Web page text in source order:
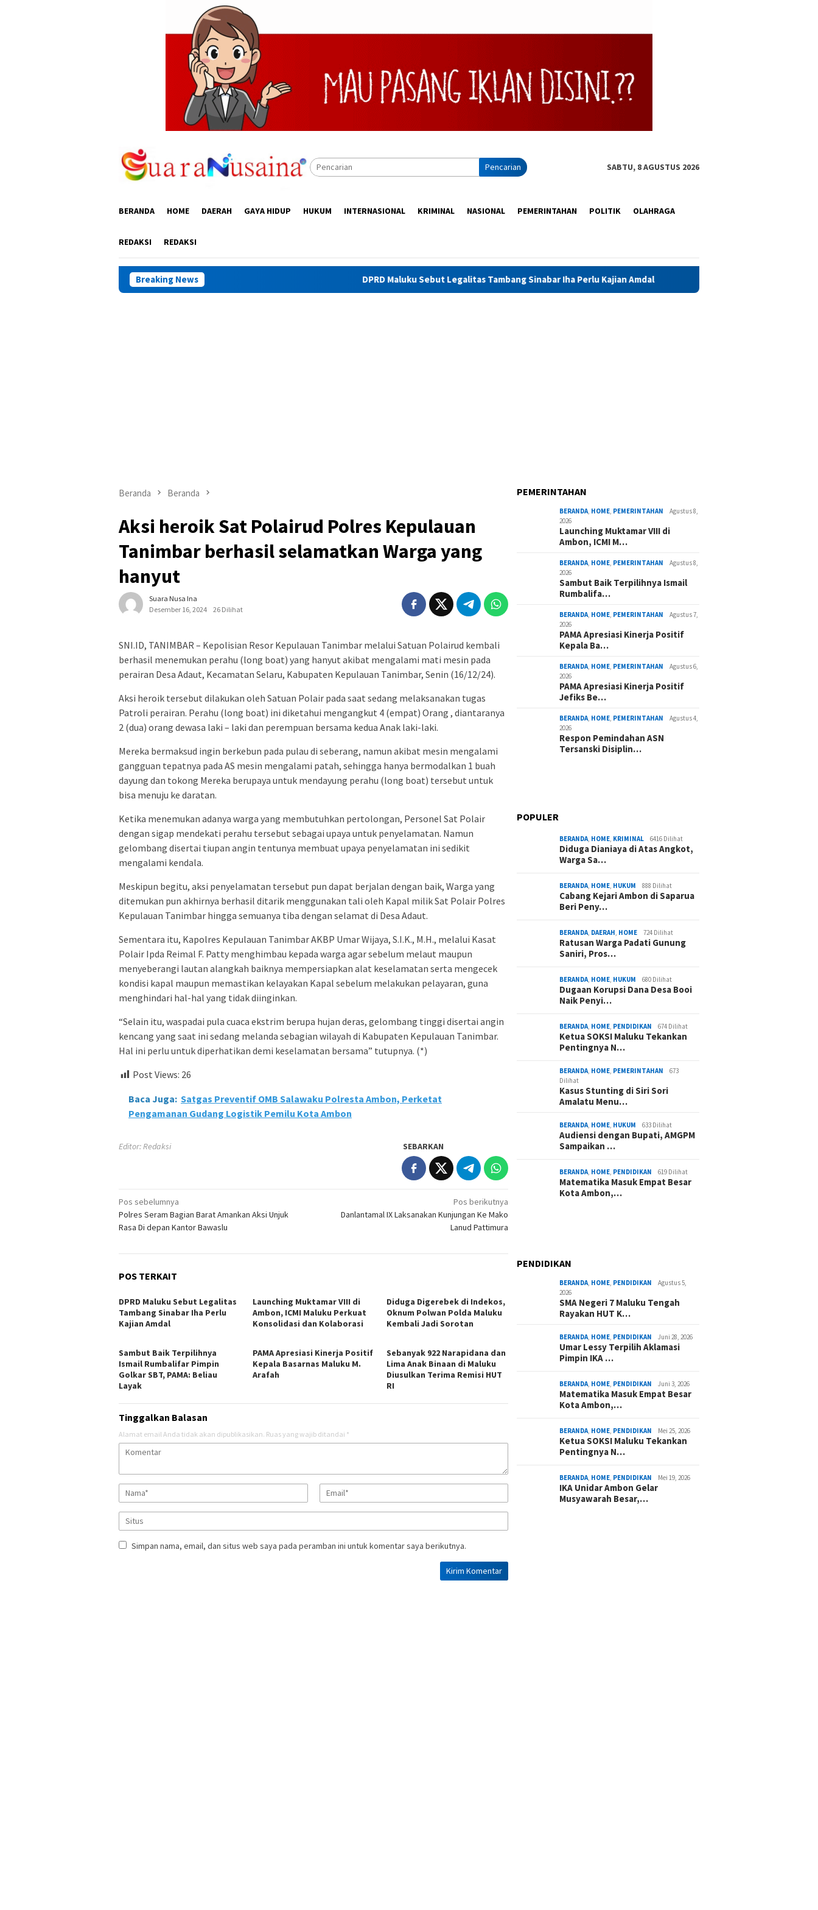
Pencarian SABTU, 8 AGUSTUS 2026
BERANDA HOME DAERAH GAYA HIDUP HUKUM INTERNASIONAL KRIMINAL NASIONAL PEMERINTAHAN POLITIK OLAHRAGA
REDAKSI REDAKSI
Breaking News DPRD Maluku Sebut Legalitas Tambang Sinabar Iha Perlu Kajian Amdal Launching Muktamar VIII di Ambon, ICMI
Beranda Beranda
Aksi heroik Sat Polairud Polres Kepulauan
Tanimbar berhasil selamatkan Warga yang
hanyut
Suara Nusa Ina
Desember 16, 2024
26 Dilihat
SNI.ID, TANIMBAR – Kepolisian Resor Kepulauan Tanimbar melalui Satuan Polairud kembali
berhasil menemukan perahu (long boat) yang hanyut akibat mengalami mati mesin pada
perairan Desa Adaut, Kecamatan Selaru, Kabupaten Kepulauan Tanimbar, Senin (16/12/24).
Aksi heroik tersebut dilakukan oleh Satuan Polair pada saat sedang melaksanakan tugas
Patroli perairan. Perahu (long boat) ini diketahui mengangkut 4 (empat) Orang , diantaranya
2 (dua) orang dewasa laki – laki dan perempuan bersama kedua Anak laki-laki.
Mereka bermaksud ingin berkebun pada pulau di seberang, namun akibat mesin mengalami
gangguan tepatnya pada AS mesin mengalami patah, sehingga hanya bermodalkan 1 buah
dayung dan tokong Mereka berupaya untuk mendayung perahu (long boat) tersebut untuk
bisa menuju ke daratan.
Ketika menemukan adanya warga yang membutuhkan pertolongan, Personel Sat Polair
dengan sigap mendekati perahu tersebut sebagai upaya untuk penyelamatan. Namun
gelombang disertai tiupan angin tentunya membuat upaya penyelamatan ini sedikit
mengalami kendala.
Meskipun begitu, aksi penyelamatan tersebut pun dapat berjalan dengan baik, Warga yang
ditemukan pun akhirnya berhasil ditarik menggunakan tali oleh Kapal milik Sat Polair Polres
Kepulauan Tanimbar hingga semuanya tiba dengan selamat di Desa Adaut.
Sementara itu, Kapolres Kepulauan Tanimbar AKBP Umar Wijaya, S.I.K., M.H., melalui Kasat
Polair Ipda Reimal F. Patty menghimbau kepada warga agar sebelum melaut maupun
menyeberangi lautan alangkah baiknya mempersiapkan alat keselamatan serta mengecek
kondisi kapal maupun memastikan kelayakan Kapal sebelum melakukan pelayaran, guna
menghindari hal-hal yang tidak diinginkan.
“Selain itu, waspadai pula cuaca ekstrim berupa hujan deras, gelombang tinggi disertai angin
kencang yang saat ini sedang melanda sebagian wilayah di Kabupaten Kepulauan Tanimbar.
Hal ini perlu untuk diperhatikan demi keselamatan bersama” tutupnya. (*)
Post Views: 26
Baca Juga: Satgas Preventif OMB Salawaku Polresta Ambon, Perketat
Pengamanan Gudang Logistik Pemilu Kota Ambon
Editor: Redaksi SEBARKAN
Navigasi
pos
Pos sebelumnya
Polres Seram Bagian Barat Amankan Aksi Unjuk
Rasa Di depan Kantor Bawaslu
Pos berikutnya
Danlantamal IX Laksanakan Kunjungan Ke Mako
Lanud Pattimura
POS TERKAIT
DPRD Maluku Sebut Legalitas
Tambang Sinabar Iha Perlu
Kajian Amdal
Launching Muktamar VIII di
Ambon, ICMI Maluku Perkuat
Konsolidasi dan Kolaborasi
Diduga Digerebek di Indekos,
Oknum Polwan Polda Maluku
Kembali Jadi Sorotan
Sambut Baik Terpilihnya
Ismail Rumbalifar Pimpin
Golkar SBT, PAMA: Beliau
Layak
PAMA Apresiasi Kinerja Positif
Kepala Basarnas Maluku M.
Arafah
Sebanyak 922 Narapidana dan
Lima Anak Binaan di Maluku
Diusulkan Terima Remisi HUT
RI
Tinggalkan Balasan
Alamat email Anda tidak akan dipublikasikan. Ruas yang wajib ditandai *
Simpan nama, email, dan situs web saya pada peramban ini untuk komentar saya berikutnya.
PEMERINTAHAN
BERANDA, HOME, PEMERINTAHAN
Agustus 8,
2026
Launching Muktamar VIII di
Ambon, ICMI M…
BERANDA, HOME, PEMERINTAHAN
Agustus 8,
2026
Sambut Baik Terpilihnya Ismail
Rumbalifa…
BERANDA, HOME, PEMERINTAHAN
Agustus 7,
2026
PAMA Apresiasi Kinerja Positif
Kepala Ba…
BERANDA, HOME, PEMERINTAHAN
Agustus 6,
2026
PAMA Apresiasi Kinerja Positif
Jefiks Be…
BERANDA, HOME, PEMERINTAHAN
Agustus 4,
2026
Respon Pemindahan ASN
Tersanski Disiplin…
POPULER
BERANDA, HOME, KRIMINAL 6416 Dilihat
Diduga Dianiaya di Atas Angkot,
Warga Sa…
BERANDA, HOME, HUKUM 888 Dilihat
Cabang Kejari Ambon di Saparua
Beri Peny…
BERANDA, DAERAH, HOME 724 Dilihat
Ratusan Warga Padati Gunung
Saniri, Pros…
BERANDA, HOME, HUKUM 680 Dilihat
Dugaan Korupsi Dana Desa Booi
Naik Penyi…
BERANDA, HOME, PENDIDIKAN 674 Dilihat
Ketua SOKSI Maluku Tekankan
Pentingnya N…
BERANDA, HOME, PEMERINTAHAN
673
Dilihat
Kasus Stunting di Siri Sori
Amalatu Menu…
BERANDA, HOME, HUKUM 633 Dilihat
Audiensi dengan Bupati, AMGPM
Sampaikan …
BERANDA, HOME, PENDIDIKAN 619 Dilihat
Matematika Masuk Empat Besar
Kota Ambon,…
PENDIDIKAN
BERANDA, HOME, PENDIDIKAN
Agustus 5,
2026
SMA Negeri 7 Maluku Tengah
Rayakan HUT K…
BERANDA, HOME, PENDIDIKAN Juni 28, 2026
Umar Lessy Terpilih Aklamasi
Pimpin IKA …
BERANDA, HOME, PENDIDIKAN Juni 3, 2026
Matematika Masuk Empat Besar
Kota Ambon,…
BERANDA, HOME, PENDIDIKAN Mei 25, 2026
Ketua SOKSI Maluku Tekankan
Pentingnya N…
BERANDA, HOME, PENDIDIKAN Mei 19, 2026
IKA Unidar Ambon Gelar
Musyawarah Besar,…